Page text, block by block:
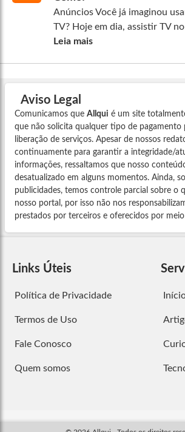
Anúncios Você já imaginou
TV? Hoje em dia, assistir TV
Leia mais
Aviso Legal
Comunicamos que Allqui é um site
que não solicita qualquer tipo de pagamento
liberação de serviços. Apesar de nossos
continuamente para garantir a integridade/
informações, ressaltamos que nosso
desatualizado em alguns momentos. Ainda,
publicidades, temos controle parcial sobre o
nosso portal, por isso não nos
prestados por terceiros e oferecidos por
Links Úteis
Política de Privacidade
Termos de Uso
Fale Conosco
Quem somos